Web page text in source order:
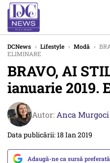
DCNews › Lifestyle › Modă ›
ELIMINARE
BRAVO, AI
ianuarie 2019.
Autor: Anca Murgoci
Data publicării: 18 Ian 2019
Adaugă-ne ca sursă